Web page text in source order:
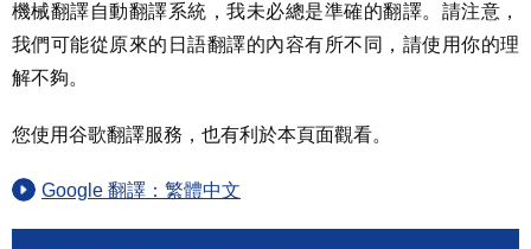
機械翻譯自動翻譯系統，我未必總是準確的翻譯。請注意，
我們可能從原來的日語翻譯的內容有所不同，請使用你的理
解不夠。
您使用谷歌翻譯服務，也有利於本頁面觀看。
Google 翻譯：繁體中文